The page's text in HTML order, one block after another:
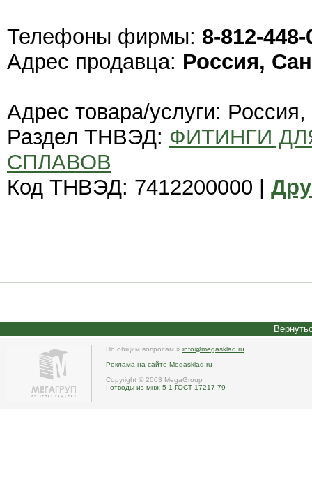
Телефоны фирмы: 8-812-
Адрес продавца: Россия,
Адрес товара/услуги:
Раздел ТНВЭД: ФИТИНГИ
СПЛАВОВ
Код ТНВЭД: 7412200000 |
По общим вопросам » info@megasklad.ru
Реклама на сайте Megasklad.ru
Copyright © 2003 MegaGroup
| отводы из мнж 5-1 ГОСТ 17217-79